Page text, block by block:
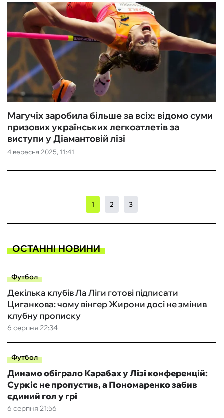
4 вересня 2025, 11:41
Магучіх заробила більше за всіх: відомо суми
призових українських легкоатлетів за
виступи у Діамантовій лізі
1 2 3
ОСТАННІ НОВИНИ
Футбол
6 серпня 22:34
Декілька клубів Ла Ліги готові підписати
Циганкова: чому вінгер Жирони досі не змінив
клубну прописку
Футбол
6 серпня 21:56
Динамо обіграло Карабах у Лізі конференцій:
Суркіс не пропустив, а Пономаренко забив
єдиний гол у грі